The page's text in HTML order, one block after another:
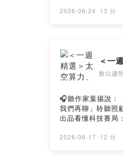
節目廣告聯播✉
2026-06-24 · 13 分
＜一
數位趨
🎧聽作家葉揚說
我們再聊」聆聽
出品看懂科技賽
訴我你對這一集
2026-06-17 · 12 分